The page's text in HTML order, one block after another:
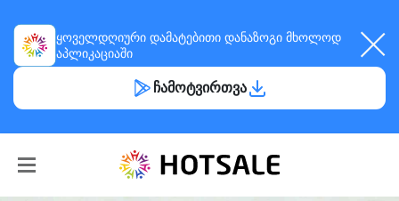
ყოველდღიური დამატებითი დანაზოგი მხოლოდ
აპლიკაციაში
ჩამოტვირთვა